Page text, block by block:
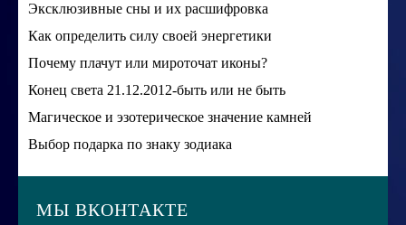
Эксклюзивные сны и их расшифровка
Как определить силу своей энергетики
Почему плачут или мироточат иконы?
Конец света 21.12.2012-быть или не быть
Магическое и эзотерическое значение камней
Выбор подарка по знаку зодиака
МЫ ВКОНТАКТЕ